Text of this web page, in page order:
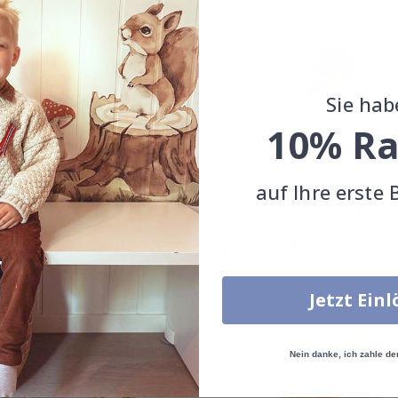
Mutter und Kind
Special
Price
11,00 CHF
Poster - Mutter und Kind
Zusammen gekaufte Produkte
Sie
10%
auf Ihre erste
Jetzt
Nein danke, ich zahle